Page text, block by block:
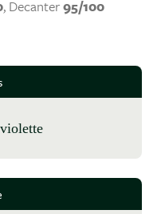
, Decanter95/100
violette